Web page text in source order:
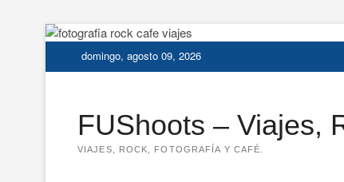
Saltar
domingo, agosto 09, 2026
FUShoots – Viajes,
VIAJES, ROCK, FOTOGRAFÍA Y CAFÉ.